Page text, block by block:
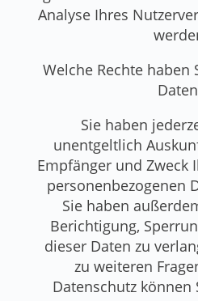
Analyse Ihres
Welche Rechte haben
Sie haben
unentgeltlich
Empfänger und Zweck
personenbezogenen
Sie haben
Berichtigung,
dieser Daten zu
zu weiteren
Datenschutz können